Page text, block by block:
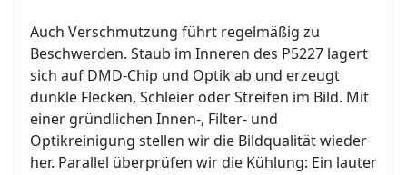
Auch Verschmutzung führt regelmäßig zu
Beschwerden. Staub im Inneren des P5227 lagert
sich auf DMD-Chip und Optik ab und erzeugt
dunkle Flecken, Schleier oder Streifen im Bild. Mit
einer gründlichen Innen-, Filter- und
Optikreinigung stellen wir die Bildqualität wieder
her. Parallel überprüfen wir die Kühlung: Ein lauter